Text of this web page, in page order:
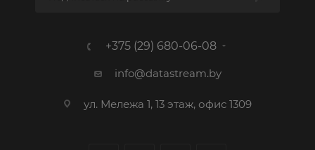
+375 (29) 680-06-08
info@datastream.by
ул. Мележа 1, 13 этаж, офис 1309